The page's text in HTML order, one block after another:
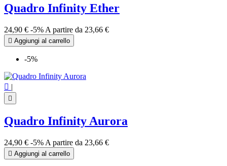
Quadro Infinity Ether
24,90 € -5% A partire da 23,66 €
 Aggiungi al carrello
-5%
 |

Quadro Infinity Aurora
24,90 € -5% A partire da 23,66 €
 Aggiungi al carrello